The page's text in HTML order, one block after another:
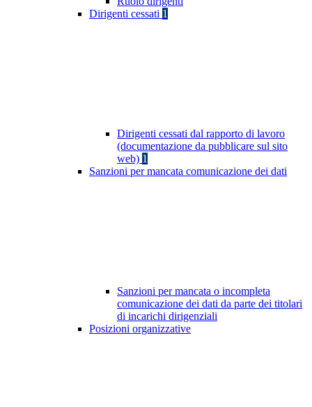
Dirigenti cessati 1
Dirigenti cessati dal rapporto di lavoro
(documentazione da pubblicare sul sito
web) 1
Sanzioni per mancata comunicazione dei dati
Sanzioni per mancata o incompleta
comunicazione dei dati da parte dei titolari
di incarichi dirigenziali
Posizioni organizzative